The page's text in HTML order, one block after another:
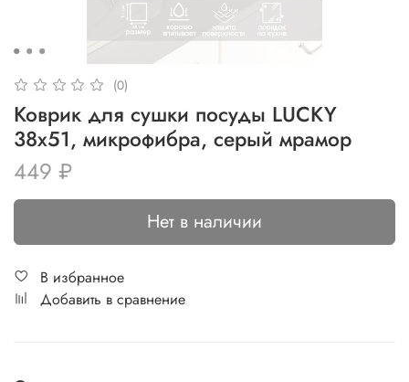
(0)
Коврик для сушки посуды LUCKY
38x51, микрофибра, серый мрамор
449 ₽
Нет в наличии
В избранное
Добавить в сравнение